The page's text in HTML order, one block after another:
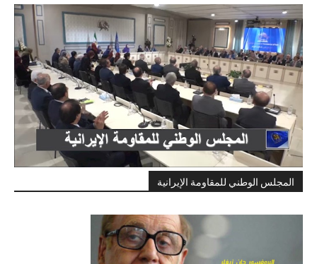
المجلس الوطني للمقاومة الإيرانية